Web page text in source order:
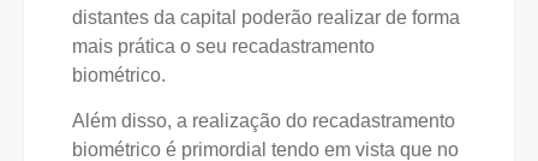
distantes da capital poderão realizar de forma
mais prática o seu recadastramento
biométrico.
Além disso, a realização do recadastramento
biométrico é primordial tendo em vista que no